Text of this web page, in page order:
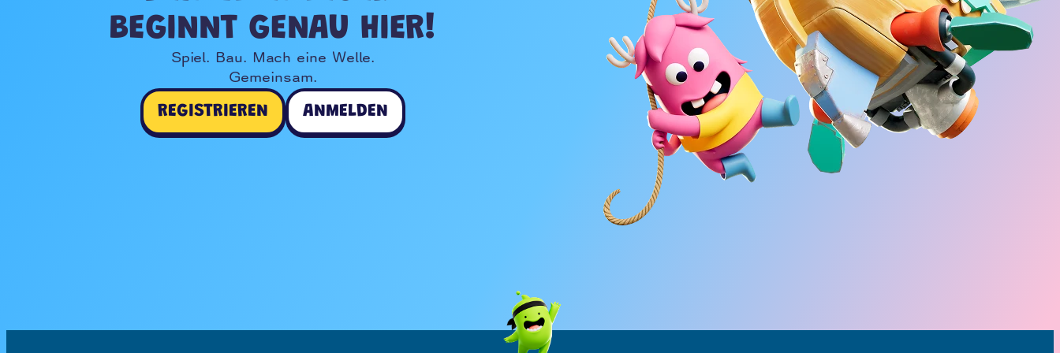
BEGINNT GENAU HIER!
Spiel. Bau. Mach eine Welle.
Gemeinsam.
REGISTRIEREN ANMELDEN